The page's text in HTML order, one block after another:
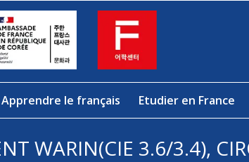
Apprendre le français Etudier en France
WARIN(CIE 3.6/3.4),